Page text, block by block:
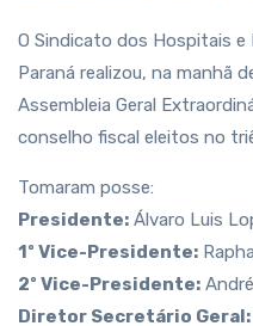
O Sindicato dos Hospitais
Paraná realizou, na manhã
Assembleia Geral
conselho fiscal eleitos no
Tomaram posse:
Presidente: Álvaro Luis
1º Vice-Presidente:
2º Vice-Presidente:
Diretor Secretário Geral: